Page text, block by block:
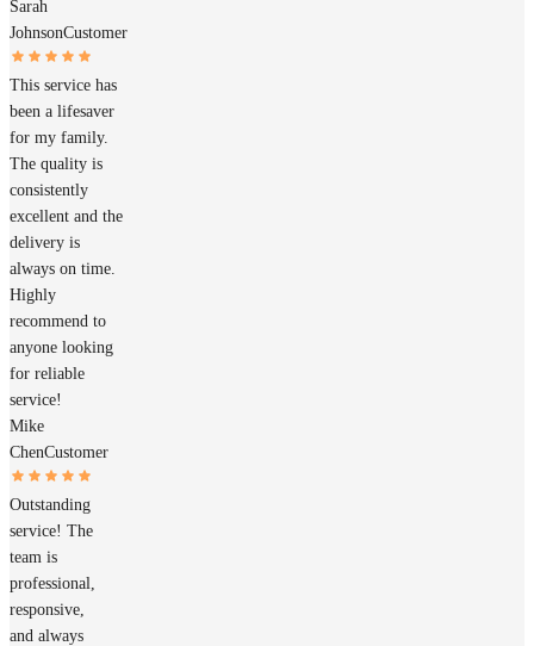
Sarah
JohnsonCustomer
This service has
been a lifesaver
for my family.
The quality is
consistently
excellent and the
delivery is
always on time.
Highly
recommend to
anyone looking
for reliable
service!
Mike
ChenCustomer
Outstanding
service! The
team is
professional,
responsive,
and always